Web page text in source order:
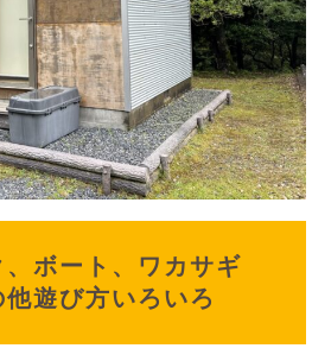
ボート、ワカサギ
遊び方いろいろ